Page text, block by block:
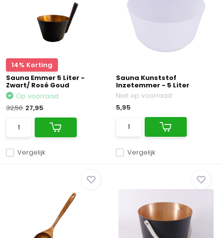
14% Korting
Sauna Emmer 5 Liter -
Zwart/ Rosé Goud
Vergelijk
Op voorraad
32,50 27,95
Sauna Kunststof
Inzetemmer - 5 Liter
Vergelijk
Niet op voorraad
5,95